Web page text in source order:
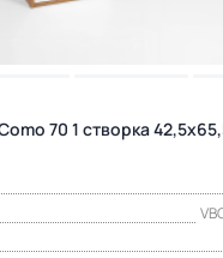
70 1 створка